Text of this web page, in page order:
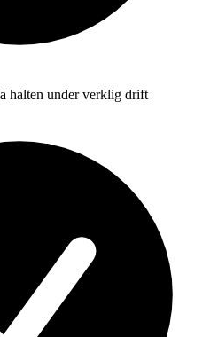
halten under verklig drift